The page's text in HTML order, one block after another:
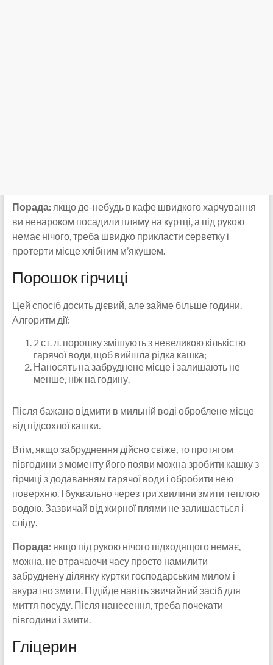
Порада:якщо де-небудь в кафе швидкого харчування
ви ненароком посадили пляму на куртці, а під рукою
немає нічого, треба швидко прикласти серветку і
протерти місце хлібним м’якушем.
Порошок гірчиці
Цей спосіб досить дієвий, але займе більше години.
Алгоритм дії:
2 ст. л. порошку змішують з невеликою кількістю
гарячої води, щоб вийшла рідка кашка;
Наносять на забруднене місце і залишають не
менше, ніж на годину.
Після бажано відмити в мильній воді оброблене місце
від підсохлої кашки.
Втім, якщо забруднення дійсно свіже, то протягом
півгодини з моменту його появи можна зробити кашку з
гірчиці з додаванням гарячої води і обробити нею
поверхню. І буквально через три хвилини змити теплою
водою. Зазвичай від жирної плями не залишається і
сліду.
Порада: якщо під рукою нічого підходящого немає,
можна, не втрачаючи часу просто намилити
забруднену ділянку куртки господарським милом і
акуратно змити. Підійде навіть звичайний засіб для
миття посуду. Після нанесення, треба почекати
півгодини і змити.
Гліцерин